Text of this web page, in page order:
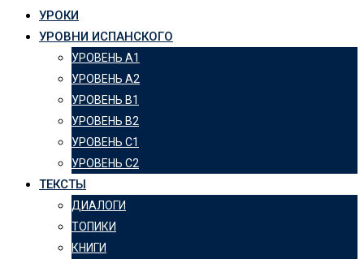
УРОКИ
УРОВНИ ИСПАНСКОГО
УРОВЕНЬ А1
УРОВЕНЬ А2
УРОВЕНЬ B1
УРОВЕНЬ B2
УРОВЕНЬ C1
УРОВЕНЬ C2
ТЕКСТЫ
ДИАЛОГИ
ТОПИКИ
КНИГИ